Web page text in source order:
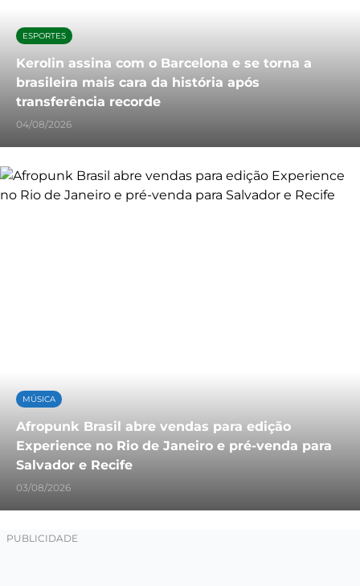
ESPORTES
Kerolin assina com o Barcelona e se torna a
brasileira mais cara da história após
transferência recorde
04/08/2026
MÚSICA
Afropunk Brasil abre vendas para edição
Experience no Rio de Janeiro e pré-venda para
Salvador e Recife
03/08/2026